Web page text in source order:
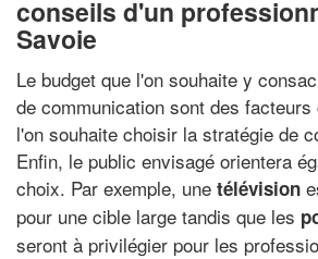
conseils d'un
Savoie
Le budget que l'on souhaite y
de communication sont des
l'on souhaite choisir la stratégie de
Enfin, le public envisagé orientera
choix. Par exemple, une télévision
pour une cible large tandis que les
seront à privilégier pour les